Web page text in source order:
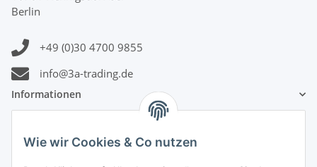
Wie wir Cookies & Co nutzen
Berlin
+49 (0)30 4700 9855
info@3a-trading.de
Informationen